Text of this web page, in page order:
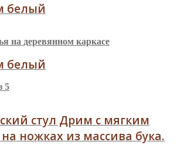
белый
на деревянном каркасе
белый
5
стул Дрим с мягким
ножках из массива бука.